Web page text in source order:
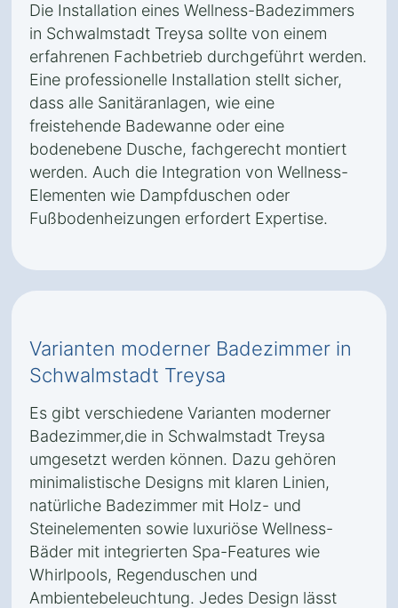
Die Installation eines Wellness-Badezimmers
in Schwalmstadt Treysa sollte von einem
erfahrenen Fachbetrieb durchgeführt werden.
Eine professionelle Installation stellt sicher,
dass alle Sanitäranlagen, wie eine
freistehende Badewanne oder eine
bodenebene Dusche, fachgerecht montiert
werden. Auch die Integration von Wellness-
Elementen wie Dampfduschen oder
Fußbodenheizungen erfordert Expertise.
Varianten moderner Badezimmer in
Schwalmstadt Treysa
Es gibt verschiedene Varianten moderner
Badezimmer,die in Schwalmstadt Treysa
umgesetzt werden können. Dazu gehören
minimalistische Designs mit klaren Linien,
natürliche Badezimmer mit Holz- und
Steinelementen sowie luxuriöse Wellness-
Bäder mit integrierten Spa-Features wie
Whirlpools, Regenduschen und
Ambientebeleuchtung. Jedes Design lässt